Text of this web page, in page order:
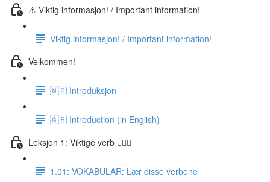
⚠️ Viktig informasjon! / Important information!
Viktig informasjon! / Important information!
Velkommen!
🇳🇴 Introduksjon
🇬🇧 Introduction (in English)
Leksjon 1: Viktige verb 🏃🏻‍♀️
1.01: VOKABULAR: Lær disse verbene